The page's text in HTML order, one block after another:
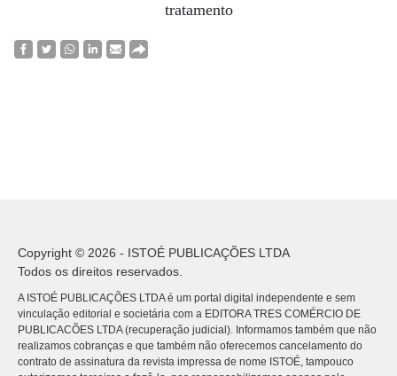
tratamento
Copyright © 2026 - ISTOÉ PUBLICAÇÕES LTDA
Todos os direitos reservados.
A ISTOÉ PUBLICAÇÕES LTDA é um portal digital independente e sem
vinculação editorial e societária com a EDITORA TRES COMÉRCIO DE
PUBLICACÕES LTDA (recuperação judicial). Informamos também que não
realizamos cobranças e que também não oferecemos cancelamento do
contrato de assinatura da revista impressa de nome ISTOÉ, tampouco